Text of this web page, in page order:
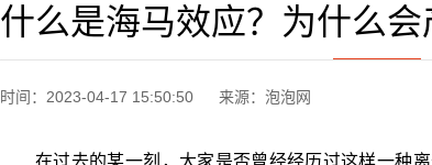
什么是海马效应？为什么会
时间：2023-04-17 15:50:50 来源：泡泡网
在过去的某一刻，大家是否曾经经历过这样一种